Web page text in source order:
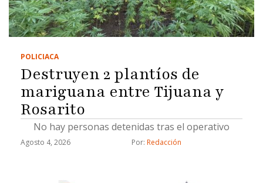
POLICIACA
Destruyen 2 plantíos de
mariguana entre Tijuana y
Rosarito
No hay personas detenidas tras el operativo
Agosto 4, 2026 Por: Redacción